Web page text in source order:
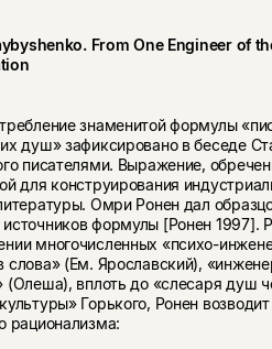
From One Engineer of
знаменитой формулы
душ» зафиксировано в беседе
писателями. Выражение,
для конструирования
Омри Ронен дал
формулы [Ронен 1997].
многочисленных «психо-
слова» (Ем. Ярославский),
(Олеша), вплоть до «слесаря душ
Горького, Ронен
рационализма: